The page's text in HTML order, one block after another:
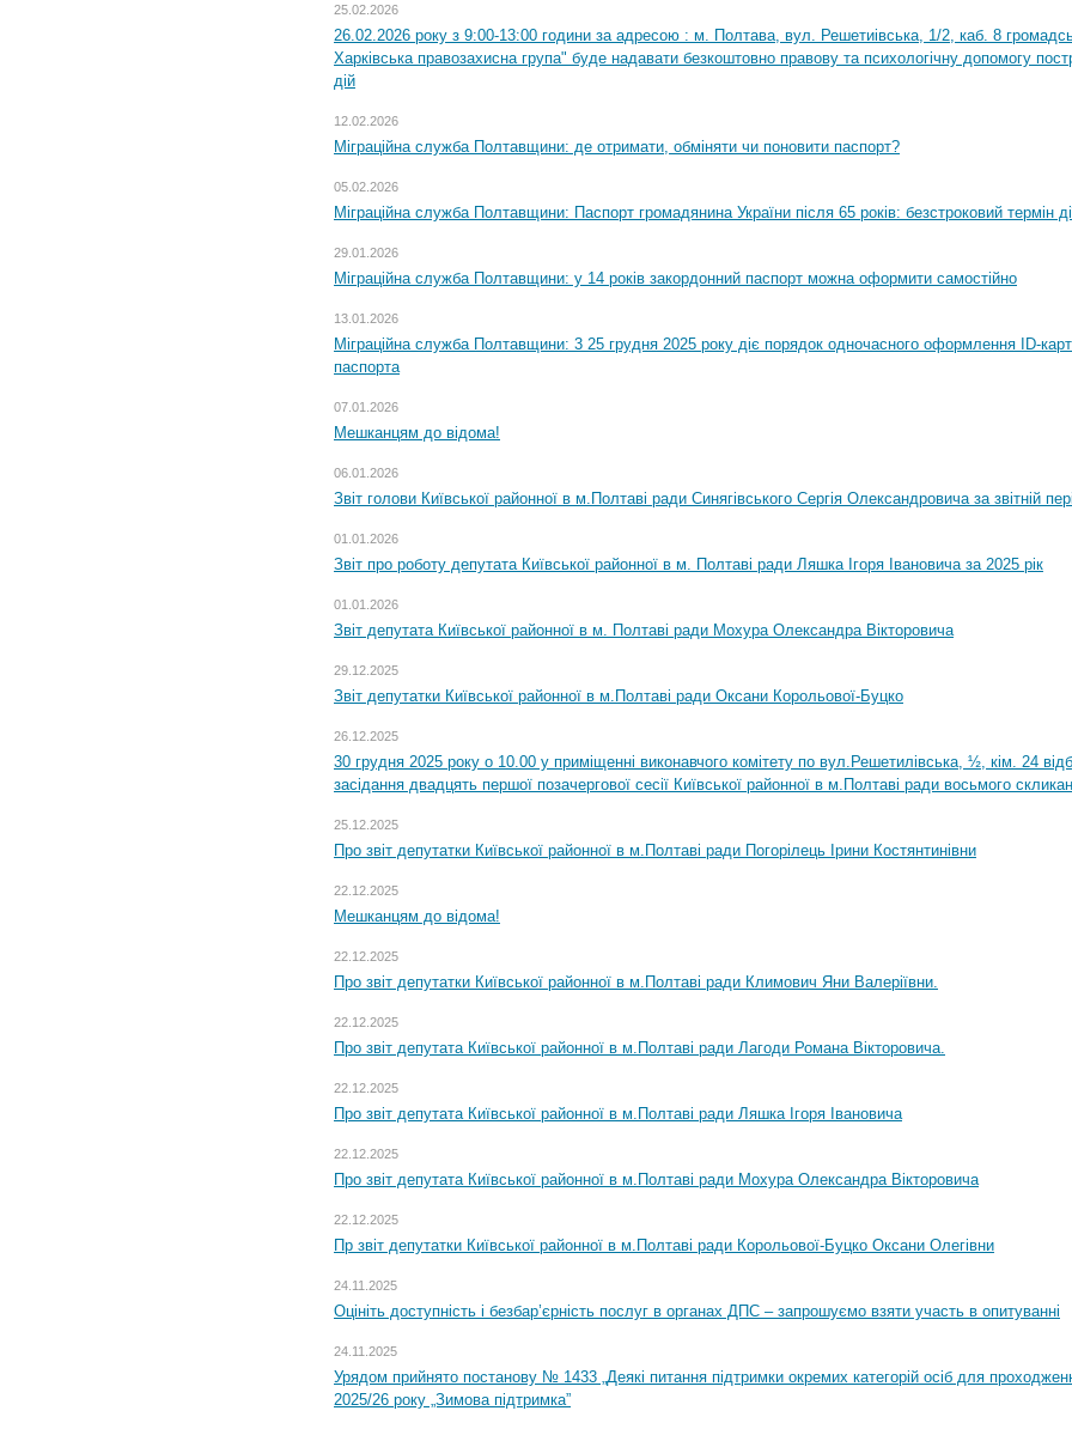
25.02.2026
26.02.2026 року з 9:00-13:00 години за адресою : м. Полтава, вул. Решетиівська, 1/2, каб. 8
Харківська правозахисна група" буде надавати безкоштовно правову та психологічну допомогу
дій
12.02.2026
Міграційна служба Полтавщини: де отримати, обміняти чи поновити паспорт?
05.02.2026
Міграційна служба Полтавщини: Паспорт громадянина України після 65 років: безстроковий термін
29.01.2026
Міграційна служба Полтавщини: у 14 років закордонний паспорт можна оформити самостійно
13.01.2026
Міграційна служба Полтавщини: 3 25 грудня 2025 року діє порядок одночасного оформлення ID-
паспорта
07.01.2026
Мешканцям до відома!
06.01.2026
Звіт голови Київської районної в м.Полтаві ради Синягівського Сергія Олександровича за звітній
01.01.2026
Звіт про роботу депутата Київської районної в м. Полтаві ради Ляшка Ігоря Івановича за 2025 рік
01.01.2026
Звіт депутата Київської районної в м. Полтаві ради Мохура Олександра Вікторовича
29.12.2025
Звіт депутатки Київської районної в м.Полтаві ради Оксани Корольової-Буцко
26.12.2025
30 грудня 2025 року о 10.00 у приміщенні виконавчого комітету по вул.Решетилівська, ½, кім. 24
засідання двадцять першої позачергової сесії Київської районної в м.Полтаві ради восьмого
25.12.2025
Про звіт депутатки Київської районної в м.Полтаві ради Погорілець Ірини Костянтинівни
22.12.2025
Мешканцям до відома!
22.12.2025
Про звіт депутатки Київської районної в м.Полтаві ради Климович Яни Валеріївни.
22.12.2025
Про звіт депутата Київської районної в м.Полтаві ради Лагоди Романа Вікторовича.
22.12.2025
Про звіт депутата Київської районної в м.Полтаві ради Ляшка Ігоря Івановича
22.12.2025
Про звіт депутата Київської районної в м.Полтаві ради Мохура Олександра Вікторовича
22.12.2025
Пр звіт депутатки Київської районної в м.Полтаві ради Корольової-Буцко Оксани Олегівни
24.11.2025
Оцініть доступність і безбар’єрність послуг в органах ДПС – запрошуємо взяти участь в опитуванні
24.11.2025
Урядом прийнято постанову № 1433 „Деякі питання підтримки окремих категорій осіб для
2025/26 року „Зимова підтримка”